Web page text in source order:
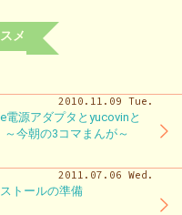
メ
2010.11.09 Tue.
源アダプタとyucovinと
今朝の3コマまんが～
2011.07.06 Wed.
トールの準備